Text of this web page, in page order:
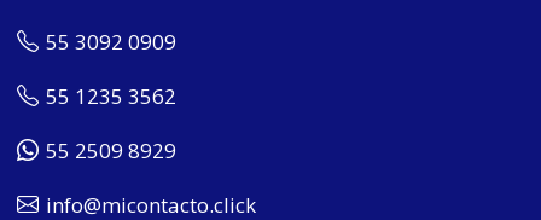
55 3092 0909
55 1235 3562
55 2509 8929
info@micontacto.click